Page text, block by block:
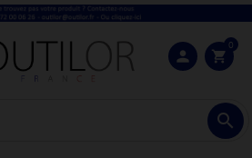
person shopping_cart
0
